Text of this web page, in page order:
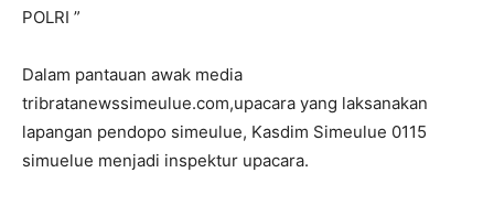
POLRI ”
Dalam pantauan awak media
tribratanewssimeulue.com,upacara yang laksanakan
lapangan pendopo simeulue, Kasdim Simeulue 0115
simuelue menjadi inspektur upacara.